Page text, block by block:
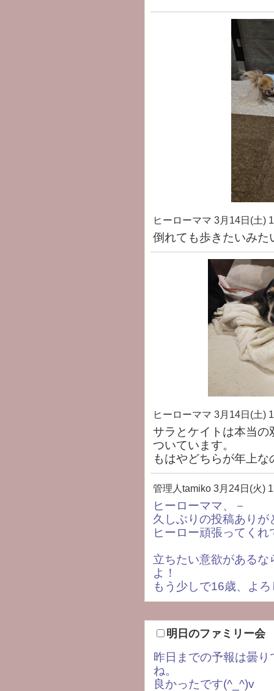
ヒーローママ 3月14日(土)
倒れても歩きたいみた
ヒーローママ 3月14日(土)
サラとケイトは本当の
ついています。
もはやどちらが年上
管理人tamiko 3月24日(火)
ヒーローママ、－
久しぶりの投稿ありが
ヒーロー頑張ってくれ
立ちたい意欲がある
よ！
もう少しで16歳、よ
明日のファミリー会
昨日までの予報は曇
ね。
良かったです(^_^)v